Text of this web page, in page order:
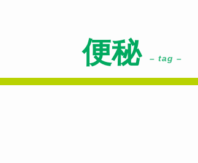
便秘 – tag –